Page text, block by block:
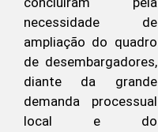
necessidade de
ampliação do quadro
de desembargadores,
diante da grande
demanda processual
local e do